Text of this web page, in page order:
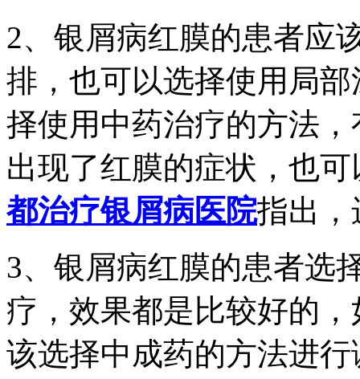
2、银屑病红膜的患者应
排，也可以选择使用局
择使用中药治疗的方法
出现了红膜的症状，也
都治疗银屑病医院指出，
3、银屑病红膜的患者选
疗，效果都是比较好的
该选择中成药的方法进